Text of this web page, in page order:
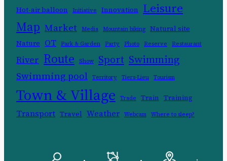
Hot-air balloon Initiative Innovation Leisure
Map Market Media Mountain biking Natural site
Nature OT Park & Garden Party Photo Reserve Restaurant
River Route Show Sport Swimming
Swimming pool Territory Tiers-Lieu Tourism
Town & Village Trade Train Training
Transport Travel Weather Webcam Where to sleep?
. . .